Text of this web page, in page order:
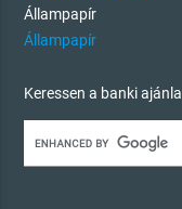
Állampapír
Állampapír
Keressen a banki